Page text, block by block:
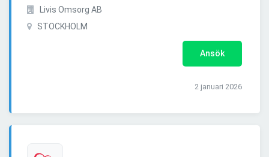
Livis Omsorg AB
STOCKHOLM
Ansök
2 januari 2026